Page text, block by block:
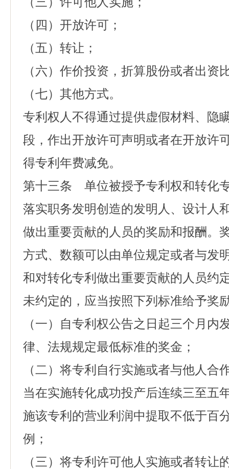
（四）开放许可；
（五）转让；
（六）作价投资，折算股份或者出资
（七）其他方式。
专利权人不得通过提供虚假材料、隐
段，作出开放许可声明或者在开放许
得专利年费减免。
第十三条 单位被授予专利权和转化
落实职务发明创造的发明人、设计人
做出重要贡献的人员的奖励和报酬。
方式、数额可以由单位规定或者与发
和对转化专利做出重要贡献的人员约
未约定的，应当按照下列标准给予奖
（一）自专利权公告之日起三个月内
律、法规规定最低标准的奖金；
（二）将专利自行实施或者与他人合
当在实施转化成功投产后连续三至五
施该专利的营业利润中提取不低于百
例；
（三）将专利许可他人实施或者转让